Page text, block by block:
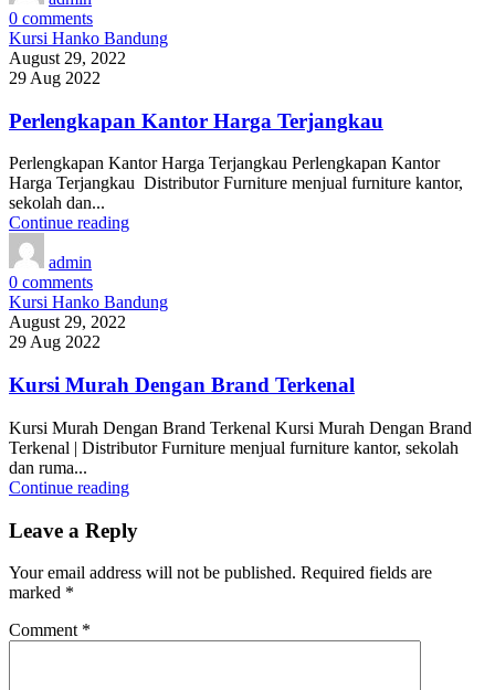
0 comments
Kursi Hanko Bandung
August 29, 2022
29 Aug 2022
Perlengkapan Kantor Harga Terjangkau
Perlengkapan Kantor Harga Terjangkau Perlengkapan Kantor
Harga Terjangkau Distributor Furniture menjual furniture kantor,
sekolah dan...
Continue reading
admin
0 comments
Kursi Hanko Bandung
August 29, 2022
29 Aug 2022
Kursi Murah Dengan Brand Terkenal
Kursi Murah Dengan Brand Terkenal Kursi Murah Dengan Brand
Terkenal | Distributor Furniture menjual furniture kantor, sekolah
dan ruma...
Continue reading
Leave a Reply
Your email address will not be published. Required fields are
marked *
Comment *